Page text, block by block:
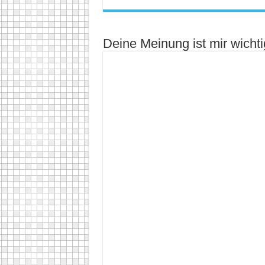
Deine Meinung ist mir